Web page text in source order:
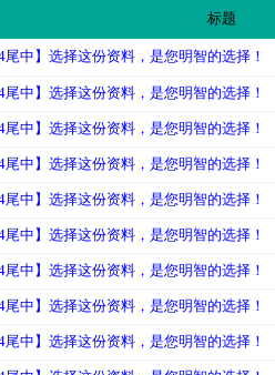
标题
中】选择这份资料，是您明智的选择！
中】选择这份资料，是您明智的选择！
中】选择这份资料，是您明智的选择！
中】选择这份资料，是您明智的选择！
中】选择这份资料，是您明智的选择！
中】选择这份资料，是您明智的选择！
中】选择这份资料，是您明智的选择！
中】选择这份资料，是您明智的选择！
中】选择这份资料，是您明智的选择！